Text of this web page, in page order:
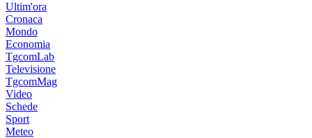
Ultim'ora
Cronaca
Mondo
Economia
TgcomLab
Televisione
TgcomMag
Video
Schede
Sport
Meteo